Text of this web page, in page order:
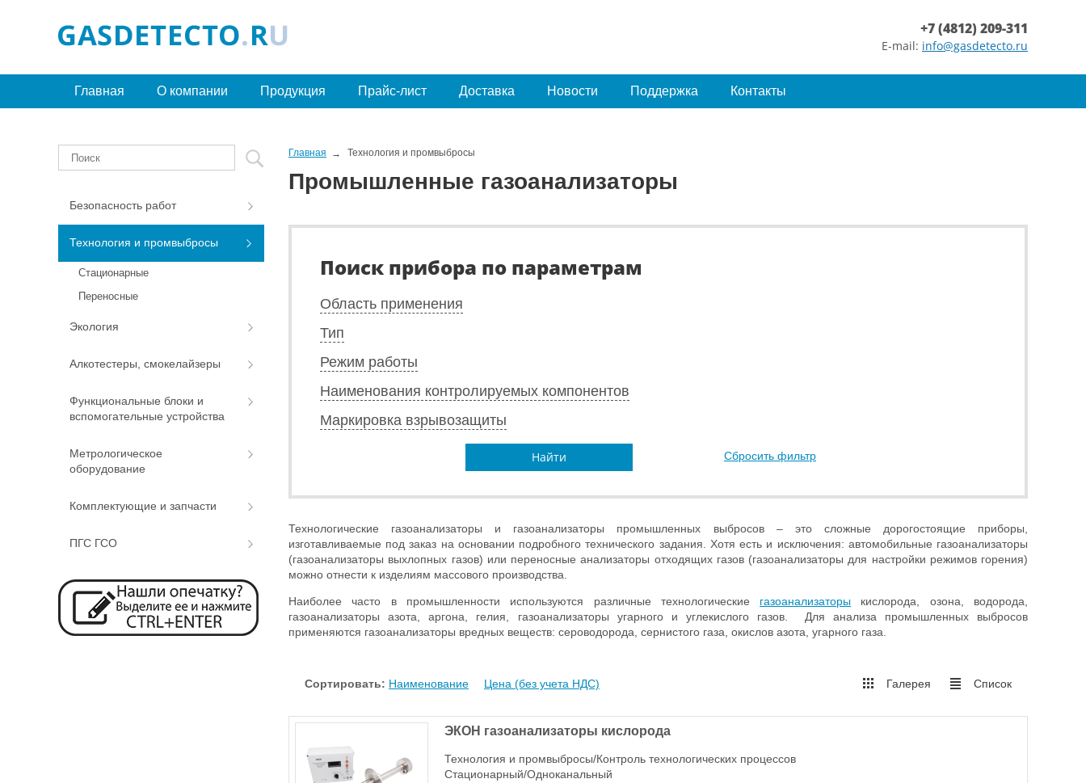
+7 (4812) 209-311
E-mail: info@gasdetecto.ru
Главная О компании Продукция Прайс-лист Доставка Новости Поддержка Контакты
Главная Технология и промвыбросы
Промышленные газоанализаторы
Поиск прибора по параметрам
Область применения
Тип
Режим работы
Наименования контролируемых компонентов
Маркировка взрывозащиты
Найти Сбросить фильтр
Технологические газоанализаторы и газоанализаторы промышленных выбросов – это сложные дорогостоящие приборы,
изготавливаемые под заказ на основании подробного технического задания. Хотя есть и исключения: автомобильные газоанализаторы
(газоанализаторы выхлопных газов) или переносные анализаторы отходящих газов (газоанализаторы для настройки режимов горения)
можно отнести к изделиям массового производства.
Наиболее часто в промышленности используются различные технологические газоанализаторы кислорода, озона, водорода,
газоанализаторы азота, аргона, гелия, газоанализаторы угарного и углекислого газов. Для анализа промышленных выбросов
применяются газоанализаторы вредных веществ: сероводорода, сернистого газа, окислов азота, угарного газа.
Сортировать: Наименование Цена (без учета НДС) Галерея Список
ЭКОН газоанализаторы кислорода
Технология и промвыбросы/Контроль технологических процессов
Стационарный/Одноканальный
Безопасность работ
Технология и промвыбросы
Стационарные
Переносные
Экология
Алкотестеры, смокелайзеры
Функциональные блоки и
вспомогательные устройства
Метрологическое
оборудование
Комплектующие и запчасти
ПГС ГСО